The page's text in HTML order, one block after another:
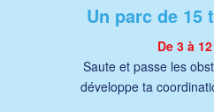
Un parc de 15
De 3 à
Saute et passe les
développe ta